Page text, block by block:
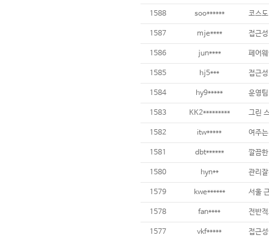
1588 soo******
1587 mje**** 접근
1586 jun****
1585 hj5***
1584 hy9***** 운영
1583 KK2*********
1582 itw*****
1581 dbt****** 깔끔
1580 hyn** 관리
1579 kwe****** 서울
1578 fan****
1577 vkf*****